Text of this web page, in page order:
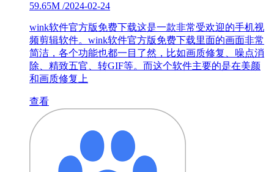
59.65M /2024-02-24
wink软件官方版免费下载这是一款非常受欢迎的手机视
频剪辑软件。wink软件官方版免费下载里面的画面非常
简洁，各个功能也都一目了然，比如画质修复、噪点消
除、精致五官、转GIF等。而这个软件主要的是在美颜
和画质修复上
查看